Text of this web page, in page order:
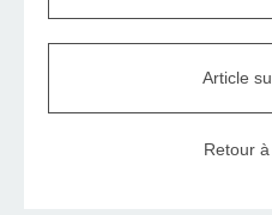
Article
Retour